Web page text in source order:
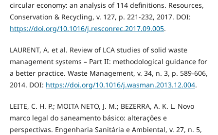
circular economy: an analysis of 114 definitions. Resources,
Conservation & Recycling, v. 127, p. 221-232, 2017. DOI:
https://doi.org/10.1016/j.resconrec.2017.09.005.
LAURENT, A. et al. Review of LCA studies of solid waste
management systems – Part II: methodological guidance for
a better practice. Waste Management, v. 34, n. 3, p. 589-606,
2014. DOI: https://doi.org/10.1016/j.wasman.2013.12.004.
LEITE, C. H. P.; MOITA NETO, J. M.; BEZERRA, A. K. L. Novo
marco legal do saneamento básico: alterações e
perspectivas. Engenharia Sanitária e Ambiental, v. 27, n. 5,